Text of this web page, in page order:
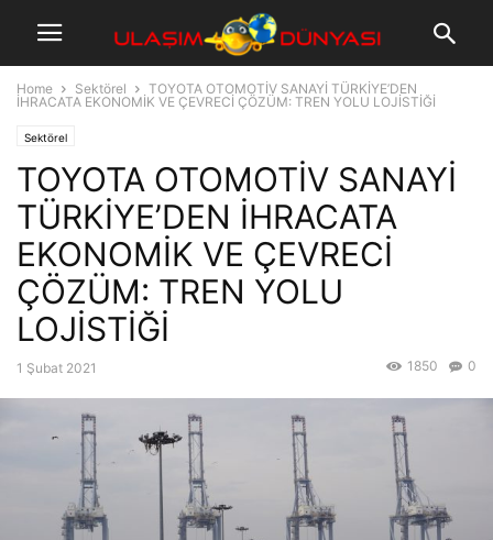
Home Sektörel
TOYOTA OTOMOTİV SANAYİ TÜRKİYE’DEN
İHRACATA EKONOMİK VE ÇEVRECİ ÇÖZÜM: TREN YOLU LOJİSTİĞİ
Sektörel
TOYOTA OTOMOTİV SANAYİ
TÜRKİYE’DEN İHRACATA
EKONOMİK VE ÇEVRECİ
ÇÖZÜM: TREN YOLU
LOJİSTİĞİ
1 Şubat 2021 0
1850